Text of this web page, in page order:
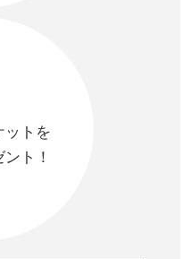
ットを
ト！